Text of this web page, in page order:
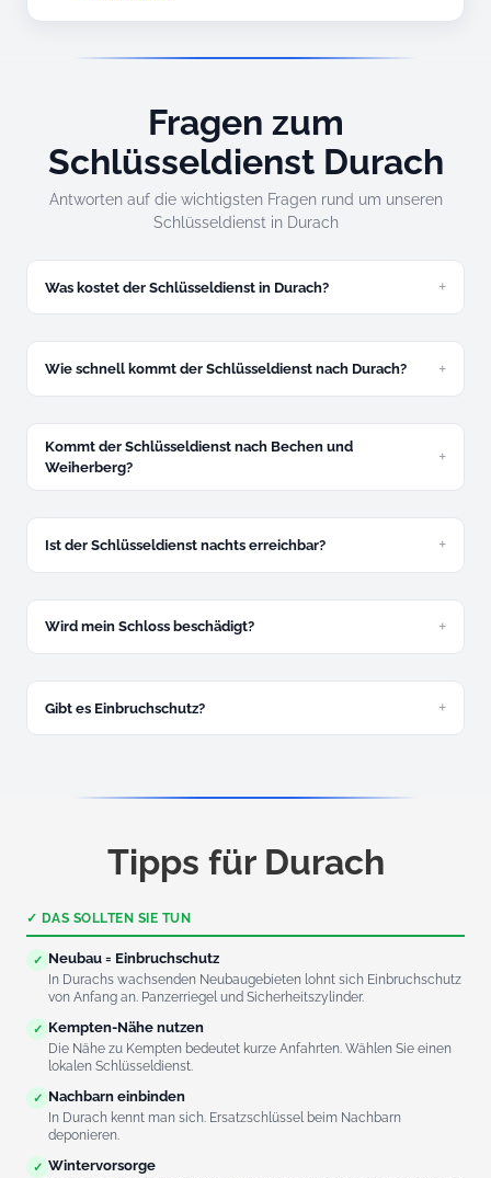
Fragen zum
Schlüsseldienst Durach
Antworten auf die wichtigsten Fragen rund um unseren
Schlüsseldienst in Durach
Was kostet der Schlüsseldienst in Durach?
verbindlich.
Wie schnell kommt der Schlüsseldienst nach Durach?
Kempten eine der schnellsten Anfahrten.
Kommt der Schlüsseldienst nach Bechen und
Weiherberg?
Ist der Schlüsseldienst nachts erreichbar?
Wird mein Schloss beschädigt?
Gibt es Einbruchschutz?
Tipps für Durach
✓ DAS SOLLTEN SIE TUN
✓ Neubau = Einbruchschutz
In Durachs wachsenden Neubaugebieten lohnt sich Einbruchschutz
von Anfang an. Panzerriegel und Sicherheitszylinder.
✓ Kempten-Nähe nutzen
Die Nähe zu Kempten bedeutet kurze Anfahrten. Wählen Sie einen
lokalen Schlüsseldienst.
✓ Nachbarn einbinden
In Durach kennt man sich. Ersatzschlüssel beim Nachbarn
deponieren.
✓ Wintervorsorge